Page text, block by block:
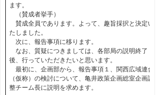
ます。
（賛成者挙手）
賛成全員であります。よって、趣旨採択と決定い
たしました。
次に、報告事項に移ります。
なお、質疑につきましては、各部局の説明終了
後、行っていただきたいと思います。
最初に、企画部から、報告事項１、関西広域連合
（仮称）の検討について、亀井政策企画総室企画調
整チーム長に説明を求めます。